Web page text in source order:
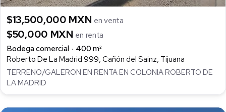
$13,500,000 MXN en venta
$50,000 MXN en renta
Bodega comercial
400 m²
Roberto De La Madrid 999, Cañón del Sainz, Tijuana
TERRENO/GALERON EN RENTA EN COLONIA ROBERTO DE
LA MADRID